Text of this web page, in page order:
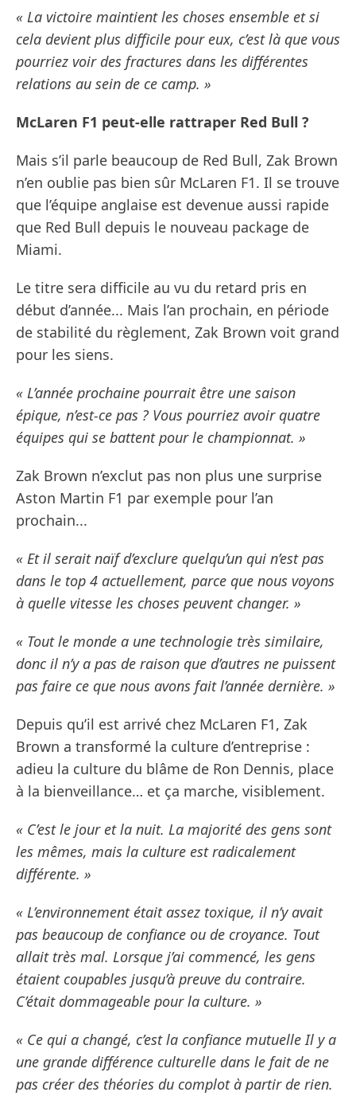
« La victoire maintient les choses ensemble et si
cela devient plus difficile pour eux, c’est là que vous
pourriez voir des fractures dans les différentes
relations au sein de ce camp. »
McLaren F1 peut-elle rattraper Red Bull ?
Mais s’il parle beaucoup de Red Bull, Zak Brown
n’en oublie pas bien sûr McLaren F1. Il se trouve
que l’équipe anglaise est devenue aussi rapide
que Red Bull depuis le nouveau package de
Miami.
Le titre sera difficile au vu du retard pris en
début d’année... Mais l’an prochain, en période
de stabilité du règlement, Zak Brown voit grand
pour les siens.
« L’année prochaine pourrait être une saison
épique, n’est-ce pas ? Vous pourriez avoir quatre
équipes qui se battent pour le championnat. »
Zak Brown n’exclut pas non plus une surprise
Aston Martin F1 par exemple pour l’an
prochain...
« Et il serait naïf d’exclure quelqu’un qui n’est pas
dans le top 4 actuellement, parce que nous voyons
à quelle vitesse les choses peuvent changer. »
« Tout le monde a une technologie très similaire,
donc il n’y a pas de raison que d’autres ne puissent
pas faire ce que nous avons fait l’année dernière. »
Depuis qu’il est arrivé chez McLaren F1, Zak
Brown a transformé la culture d’entreprise :
adieu la culture du blâme de Ron Dennis, place
à la bienveillance… et ça marche, visiblement.
« C’est le jour et la nuit. La majorité des gens sont
les mêmes, mais la culture est radicalement
différente. »
« L’environnement était assez toxique, il n’y avait
pas beaucoup de confiance ou de croyance. Tout
allait très mal. Lorsque j’ai commencé, les gens
étaient coupables jusqu’à preuve du contraire.
C’était dommageable pour la culture. »
« Ce qui a changé, c’est la confiance mutuelle Il y a
une grande différence culturelle dans le fait de ne
pas créer des théories du complot à partir de rien.